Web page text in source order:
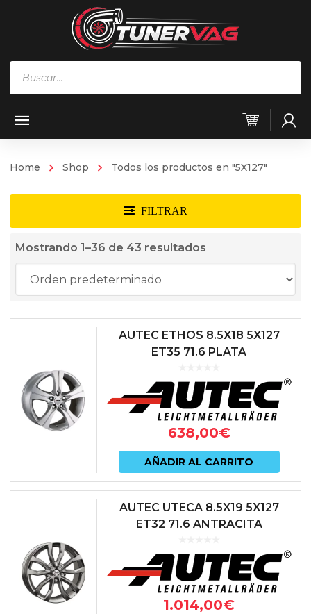
Home Shop Todos los productos en "5X127"
Mostrando 1–36 de 43 resultados
AUTEC ETHOS 8.5X18 5X127
ET35 71.6 PLATA
638,00€
AÑADIR AL CARRITO
AUTEC UTECA 8.5X19 5X127
ET32 71.6 ANTRACITA
1.014,00€